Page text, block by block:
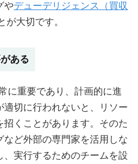
やデューデリジェンス（買収
が大切です。
ある
に重要であり、計画的に進
切に行われないと、リソー
くことがあります。そのた
など外部の専門家を活用しな
実行するためのチームを設